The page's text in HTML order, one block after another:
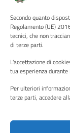
Secondo quanto
Regolamento (UE)
tecnici, che non
di terze parti.
L'accettazione di
tua esperienza
Per ulteriori
terze parti, accedere
Albo pretorio
Informativa
Note legali
Piano di